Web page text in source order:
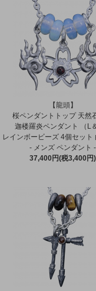
【龍頭】
桜ペンダントトップ 天然
迦楼羅炎ペンダント （L
レインボービーズ 4個セット
- メンズ ペンダント -
37,400円(税3,400円)